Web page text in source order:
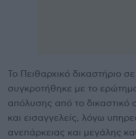
Το Πειθαρχικό δικαστήριο
συγκροτήθηκε με το
απόλυσης από το δικαστικό
και εισαγγελείς, λόγω
ανεπάρκειας και μεγάλης